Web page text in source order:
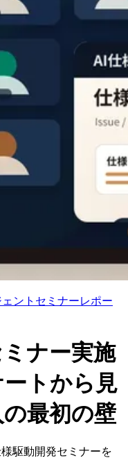
ント セミナーレポー
ナー実施
トから見
最初の壁
駆動開発セミナーを